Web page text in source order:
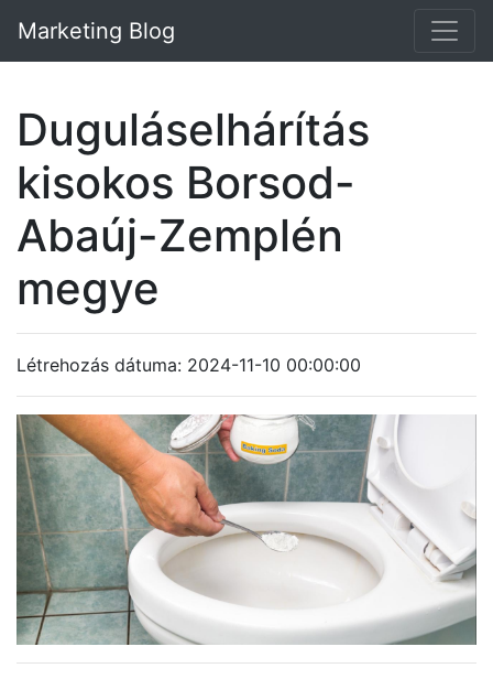
Marketing Blog
Duguláselhárítás
kisokos Borsod-
Abaúj-Zemplén
megye
Létrehozás dátuma: 2024-11-10 00:00:00